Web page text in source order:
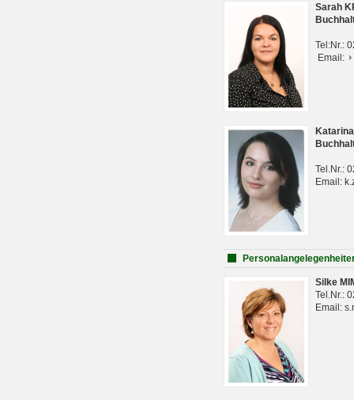
Sarah
Tel:Nr.:
Email:
Tel.Nr.:
Email:
Silke
Tel.Nr.:
Email: